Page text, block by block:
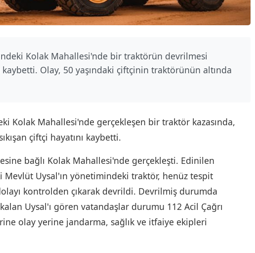
Kolak Mahallesi'nde bir traktörün devrilmesi
kaybetti. Olay, 50 yaşındaki çiftçinin traktörünün altında
Kolak Mahallesi'nde gerçekleşen bir traktör kazasında,
çiftçi hayatını kaybetti.
bağlı Kolak Mahallesi'nde gerçekleşti. Edinilen
Mevlüt Uysal'ın yönetimindeki traktör, henüz tespit
kontrolden çıkarak devrildi. Devrilmiş durumda
Uysal'ı gören vatandaşlar durumu 112 Acil Çağrı
olay yerine jandarma, sağlık ve itfaiye ekipleri